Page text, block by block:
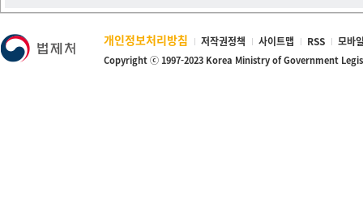
개인정보처리방침 저작권정책 사이트맵 RSS 모바
Copyright ⓒ 1997-2023 Korea Ministry of Government